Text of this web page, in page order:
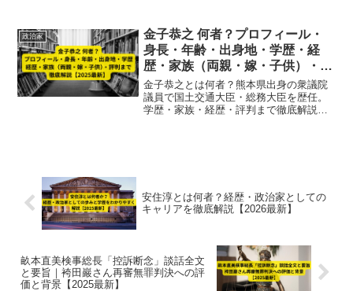
の真相を詳しくまとめています。」
政治家
金子恭之 何者？プロフィール・
身長・年齢・出身地・学歴・経
歴・家族（両親・嫁・子供）・評
判まで徹底解説【2025最新】
金子恭之とは何者？熊本県出身の衆議院
議員で国土交通大臣・総務大臣を歴任。
学歴・家族・経歴・評判まで徹底解説
安住淳とは何者？経歴・政治家としての
キャリアを徹底解説【2026最新】
畝本直美検事総長「控訴断念」談話全文
と要旨｜袴田巖さん再審無罪判決への評
価と背景【2025最新】